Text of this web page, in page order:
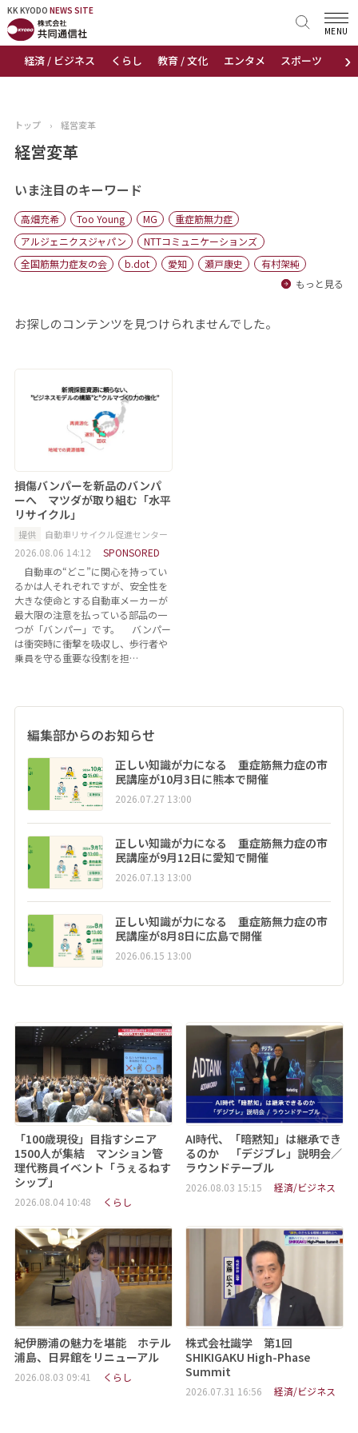
KK KYODO NEWS SITE
›
経済 / ビジネス くらし 教育 / 文化 エンタメ スポーツ 地域
MENU
KK KYODONEWS SITE
トップページ
ニュース
おすすめコンテンツ
出版物
会社概要
トップ › 経営変革
経営変革
いま注目のキーワード
高畑充希 Too Young MG
重症筋無力症
アルジェニクスジャパン
NTTコミュニケーションズ
全国筋無力症友の会
b.dot 愛知 瀬戸康史
有村架純
もっと見る
お探しのコンテンツを見つけられませんでした。
損傷バンパーを新品のバンパ
ーへ マツダが取り組む「水平
リサイクル」
提供 自動車リサイクル促進センター
2026.08.06 14:12
SPONSORED
自動車の“どこ”に関心を持ってい
るかは人それぞれですが、安全性を
大きな使命とする自動車メーカーが
最大限の注意を払っている部品の一
つが「バンパー」です。 バンパー
は衝突時に衝撃を吸収し、歩行者や
乗員を守る重要な役割を担…
編集部からのお知らせ
正しい知識が力になる 重症筋無力症の市
民講座が10月3日に熊本で開催
2026.07.27 13:00
正しい知識が力になる 重症筋無力症の市
民講座が9月12日に愛知で開催
2026.07.13 13:00
正しい知識が力になる 重症筋無力症の市
民講座が8月8日に広島で開催
2026.06.15 13:00
「100歳現役」目指すシニア
1500人が集結 マンション管
理代務員イベント「うぇるねす
シップ」
2026.08.04 10:48 くらし
AI時代、「暗黙知」は継承でき
るのか 「デジブレ」説明会／
ラウンドテーブル
2026.08.03 15:15 経済/ビジネス
紀伊勝浦の魅力を堪能 ホテル
浦島、日昇館をリニューアル
2026.08.03 09:41 くらし
株式会社識学 第1回
SHIKIGAKU High-Phase
Summit
2026.07.31 16:56 経済/ビジネス